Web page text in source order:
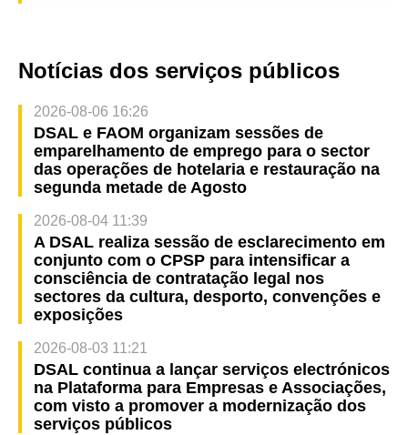
Notícias dos serviços públicos
2026-08-06 16:26
DSAL e FAOM organizam sessões de
emparelhamento de emprego para o sector
das operações de hotelaria e restauração na
segunda metade de Agosto
2026-08-04 11:39
A DSAL realiza sessão de esclarecimento em
conjunto com o CPSP para intensificar a
consciência de contratação legal nos
sectores da cultura, desporto, convenções e
exposições
2026-08-03 11:21
DSAL continua a lançar serviços electrónicos
na Plataforma para Empresas e Associações,
com visto a promover a modernização dos
serviços públicos